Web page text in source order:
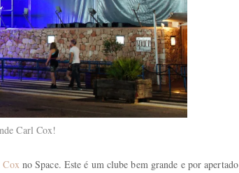
Carl Cox!
Coxno Space. Este é um clube bem grande e por apertado